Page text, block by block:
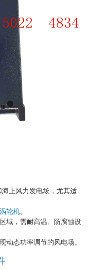
上风力发电场，尤其适
涡轮机。
域，需耐高温、防腐蚀设
动态功率调节的风电场。